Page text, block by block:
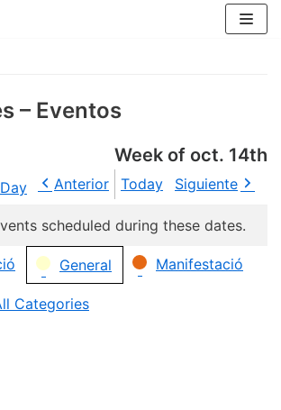
– Eventos
Week of oct. 14th
Day Anterior Today Siguiente
scheduled during these dates.
General Manifestació
Categories